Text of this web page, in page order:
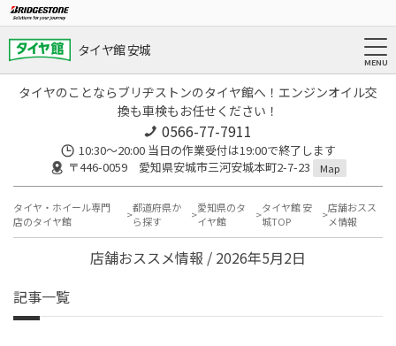
タイヤ館 安城
タイヤのことならブリヂストンのタイヤ館へ！エンジンオイル交
換も車検もお任せください！
0566-77-7911
10:30〜20:00 当日の作業受付は19:00で終了します
〒446-0059 愛知県安城市三河安城本町2-7-23
Map
タイヤ・ホイール専門
店のタイヤ館
都道府県か
ら探す
愛知県のタ
イヤ館
タイヤ館 安
城TOP
店舗おスス
メ情報
店舗おススメ情報 / 2026年5月2日
記事一覧